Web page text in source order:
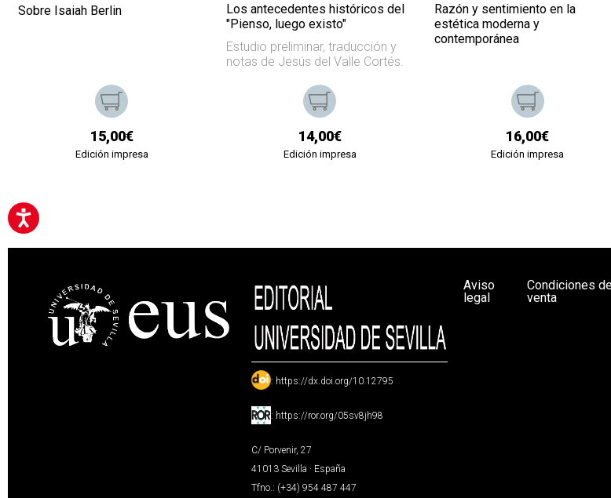
Sobre Isaiah Berlin
15,00€
Edición impresa
Los antecedentes históricos del
"Pienso, luego existo"
Estudio preliminar, traducción y
notas de Jesús del Valle Cortés.
14,00€
Edición impresa
Razón y sentimiento en la
estética moderna y
contemporánea
16,00€
Edición impresa
: https://dx.doi.org/10.12795
: https://ror.org/05sv8jh98
C/ Porvenir, 27
41013 Sevilla · España
Tfno.: (+34) 954 487 447
Aviso
legal
Condiciones
venta